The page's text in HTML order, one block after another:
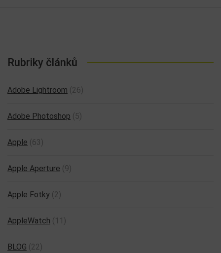
Rubriky článků
Adobe Lightroom (26)
Adobe Photoshop (5)
Apple (63)
Apple Aperture (9)
Apple Fotky (2)
AppleWatch (11)
BLOG (22)